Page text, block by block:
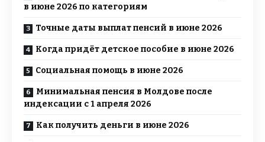
в июне 2026 по категориям
Точные даты выплат пенсий в июне 2026
Когда придёт детское пособие в июне 2026
Социальная помощь в июне 2026
Минимальная пенсия в Молдове после
индексации с 1 апреля 2026
Как получить деньги в июне 2026